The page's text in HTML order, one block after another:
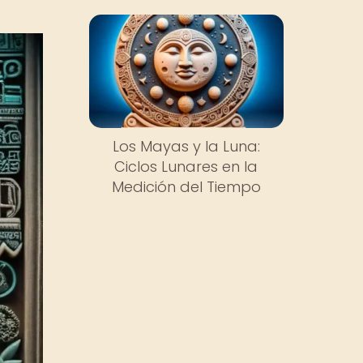
Los Mayas y la Luna:
Ciclos Lunares en la
Medición del Tiempo